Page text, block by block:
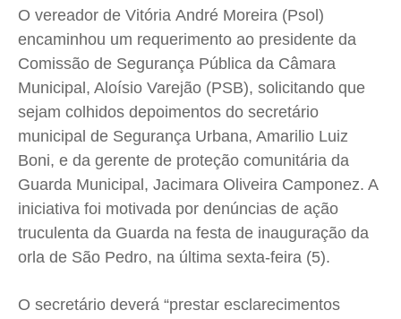
Economia
Cultura
Colunas
Caetano Roque
Gustavo Bastos
Jr Mignone (in memorian)
Publicidade Legal
Anuncie
Economia
Cultura
Colunas
Caetano Roque
Gustavo Bastos
Jr Mignone (in memorian)
Publicidade Legal
Anuncie
Economia
Cultura
Colunas
Caetano Roque
Gustavo Bastos
Jr Mignone (in memorian)
Publicidade Legal
Anuncie
Economia
Cultura
Colunas
Caetano Roque
Gustavo Bastos
Jr Mignone (in memorian)
Publicidade Legal
Anuncie
O vereador de Vitória André Moreira (Psol)
encaminhou um requerimento ao presidente da
Comissão de Segurança Pública da Câmara
Municipal, Aloísio Varejão (PSB), solicitando que
sejam colhidos depoimentos do secretário
municipal de Segurança Urbana, Amarilio Luiz
Boni, e da gerente de proteção comunitária da
Guarda Municipal, Jacimara Oliveira Camponez. A
iniciativa foi motivada por denúncias de ação
truculenta da Guarda na festa de inauguração da
orla de São Pedro, na última sexta-feira (5).
O secretário deverá “prestar esclarecimentos